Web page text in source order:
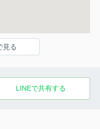
見る
LINEで共有する